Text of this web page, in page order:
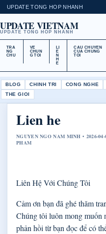
UPDATE TONG HOP NHANH
UPDATE VIETNAM
UPDATE TONG HOP NHANH
TRA
NG
CHU
VE
CHUN
G TOI
LI
E
N
H
E
CAU CHUYEN
CUA CHUNG
TOI
BLOG CHINH TRI CONG NGHE
THE GIOI
Lien he
NGUYEN NGO NAM MINH • 2026-
PHAM
Liên Hệ Với Chúng Tôi
Cảm ơn bạn đã ghé thăm
Chúng tôi luôn mong muốn
phản hồi từ bạn đọc để có